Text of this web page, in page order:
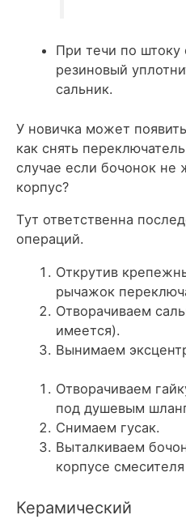
При течи по штоку
резиновый
сальник.
У новичка может
как снять
случае если бочонок не
корпус?
Тут ответственна
операций.
Открутив
рычажок
Отворачиваем
имеется).
Вынимаем
Отворачиваем
под душевым
Снимаем гусак.
Выталкиваем
корпусе
Керамический